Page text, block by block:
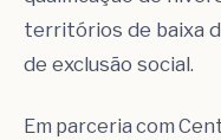
territórios de baixa
de exclusão social.
Em parceria com